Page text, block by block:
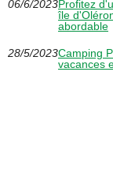
06/6/2023Profitez
île
abordable
28/5/2023Camping
vacances